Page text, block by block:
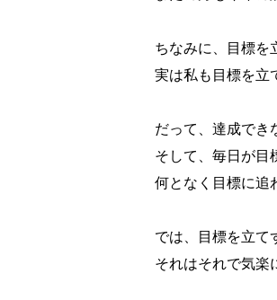
ちなみに、目標を
実は私も目標を立
だって、達成で
そして、毎日が目
何となく目標に追
では、目標を立て
それはそれで気楽